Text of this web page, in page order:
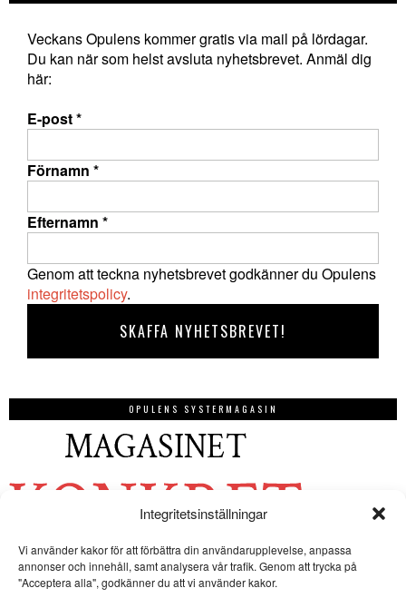
Integritetsinställningar
Vi använder kakor för att förbättra din användarupplevelse, anpassa
annonser och innehåll, samt analysera vår trafik. Genom att trycka på
"Acceptera alla", godkänner du att vi använder kakor.
Veckans Opulens kommer gratis via mail på lördagar.
Du kan när som helst avsluta nyhetsbrevet. Anmäl dig
här:
E-post*
Förnamn *
Efternamn *
Genom att teckna nyhetsbrevet godkänner du Opulens
integritetspolicy.
OPULENS SYSTERMAGASIN